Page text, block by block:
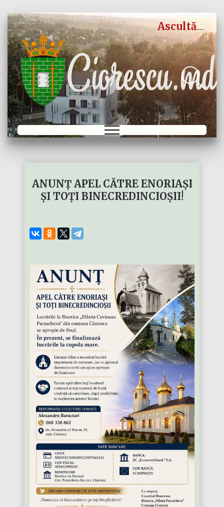
Ascultă
ANUNȚ APEL CĂTRE ENORIAȘI
ȘI TOȚI BINECREDINCIOȘII!